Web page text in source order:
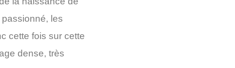
les
cette fois sur cette
dense, très